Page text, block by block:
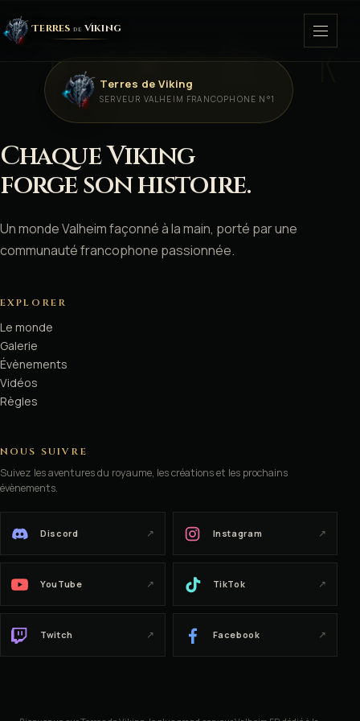
ᚷ
ᚦ
ᚨ
Terres de Viking
ACCUEIL
COMMUNAUTÉ
GALERIE
ÉVÈNEMENTS
VIDÉOS
ᚦ · ᛟ · ᚢ · ᚱ
Terres de Viking
SERVEUR VALHEIM FRANCOPHONE N°1
Chaque Viking
forge son histoire.
Un monde Valheim façonné à la main, porté par une
communauté francophone passionnée.
EXPLORER
Le monde
Galerie
Évènements
Vidéos
Règles
NOUS SUIVRE
Suivez les aventures du royaume, les créations et les prochains
évènements.
Discord ↗ Instagram ↗
YouTube ↗ TikTok ↗
Twitch ↗ Facebook ↗